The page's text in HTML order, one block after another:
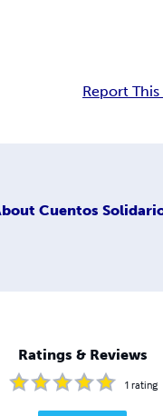
Report
Cuentos
Ratings & Reviews
1 rating